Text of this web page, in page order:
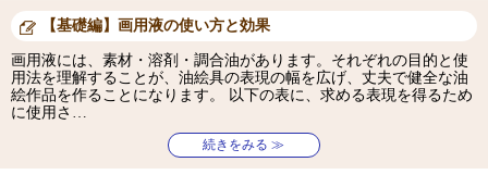
【基礎編】画用液の使い方と効果
画用液には、素材・溶剤・調合油があります。それぞれの目的と使
用法を理解することが、油絵具の表現の幅を広げ、丈夫で健全な油
絵作品を作ることになります。 以下の表に、求める表現を得るため
に使用さ…
続きをみる ≫